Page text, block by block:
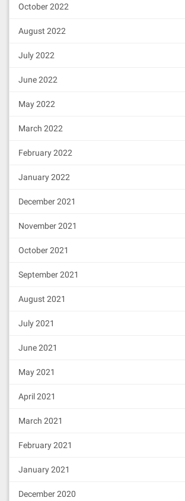
October 2022
August 2022
July 2022
June 2022
May 2022
March 2022
February 2022
January 2022
December 2021
November 2021
October 2021
September 2021
August 2021
July 2021
June 2021
May 2021
April 2021
March 2021
February 2021
January 2021
December 2020